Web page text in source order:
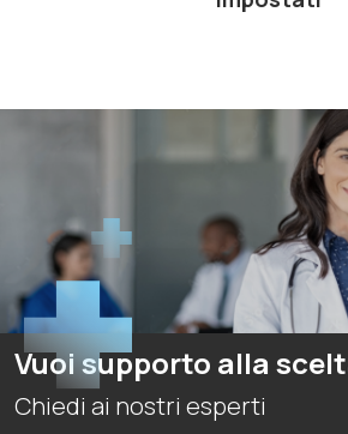
Vuoi supporto alla
Chiedi ai nostri esperti